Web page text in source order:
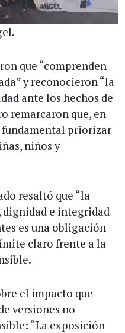
que “comprenden
y reconocieron “la
ante los hechos de
remarcaron que, en
fundamental priorizar
niños y
resaltó que “la
e integridad
es una obligación
claro frente a la
el impacto que
versiones no
“La exposición